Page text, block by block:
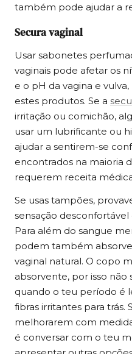
também pode ajudar a
Secura vaginal
Usar sabonetes
vaginais pode afetar os
e o pH da vagina e
estes produtos. Se a
irritação ou comichão,
usar um lubrificante ou
ajudar a sentirem-se
encontrados na maioria
requerem receita
Se usas tampões,
sensação
Para além do sangue
podem também
vaginal natural. O copo
absorvente, por isso não
quando o teu período é
fibras irritantes para trás.
melhorarem com
é conversar com o teu